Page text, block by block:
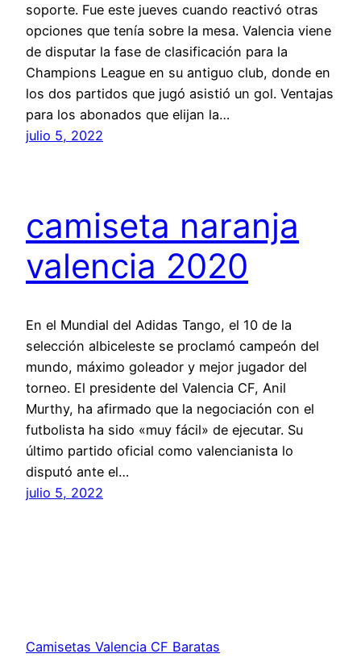
soporte. Fue este jueves cuando reactivó otras
opciones que tenía sobre la mesa. Valencia viene
de disputar la fase de clasificación para la
Champions League en su antiguo club, donde en
los dos partidos que jugó asistió un gol. Ventajas
para los abonados que elijan la…
julio 5, 2022
camiseta naranja
valencia 2020
En el Mundial del Adidas Tango, el 10 de la
selección albiceleste se proclamó campeón del
mundo, máximo goleador y mejor jugador del
torneo. El presidente del Valencia CF, Anil
Murthy, ha afirmado que la negociación con el
futbolista ha sido «muy fácil» de ejecutar. Su
último partido oficial como valencianista lo
disputó ante el…
julio 5, 2022
Camisetas Valencia CF Baratas